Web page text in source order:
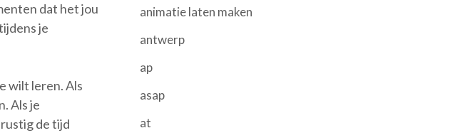
dat het jou
je
wilt leren. Als
Als je
de tijd
animatie laten maken
antwerp
ap
asap
at